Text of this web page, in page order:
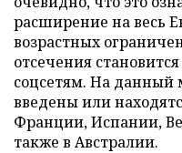
расширение на весь
возрастных
отсечения
соцсетям. На данный
введены или
Франции, Испании,
также в Австралии.